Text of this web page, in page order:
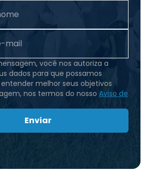
você nos autoriza a
dados para que possamos
melhor seus objetivos
nos termos do nossoAviso de
Enviar